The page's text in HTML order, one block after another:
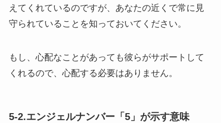
えてくれているのですが、あなたの近くで常に見
守られていることを知っておいてください。
もし、心配なことがあっても彼らがサポートして
くれるので、心配する必要はありません。
5-2.エンジェルナンバー「5」が示す意味